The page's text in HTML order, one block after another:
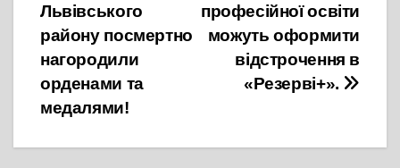
професійної освіти
можуть оформити
відстрочення в
«Резерві+».
Львівського
району посмертно
нагородили
орденами та
медалями!